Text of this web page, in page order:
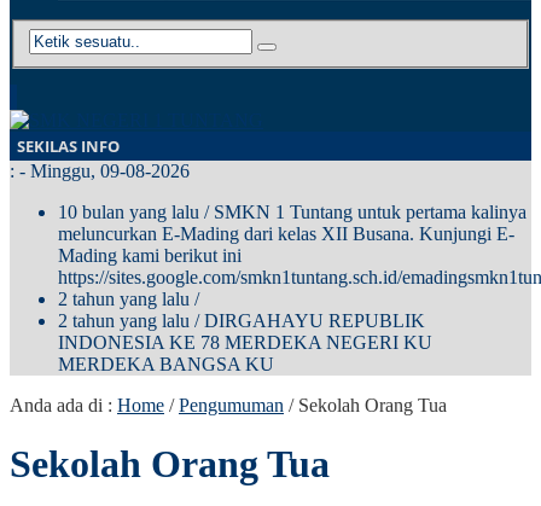
SEKILAS INFO
: - Minggu, 09-08-2026
10 bulan yang lalu / SMKN 1 Tuntang untuk pertama kalinya
meluncurkan E-Mading dari kelas XII Busana. Kunjungi E-
Mading kami berikut ini
https://sites.google.com/smkn1tuntang.sch.id/
2 tahun yang lalu /
2 tahun yang lalu / DIRGAHAYU REPUBLIK
INDONESIA KE 78 MERDEKA NEGERI KU
MERDEKA BANGSA KU
Anda ada di : Home /Pengumuman / Sekolah Orang Tua
Sekolah Orang Tua